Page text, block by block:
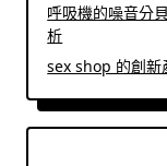
呼吸機的噪音分
析
sex shop 的創新